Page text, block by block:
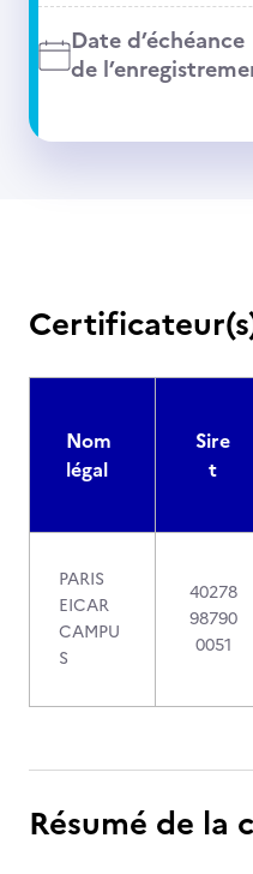
Date d’échéance
de
Nom
légal
Sire
t
PARIS
EICAR
CAMPU
S
40278
98790
0051
Résumé de